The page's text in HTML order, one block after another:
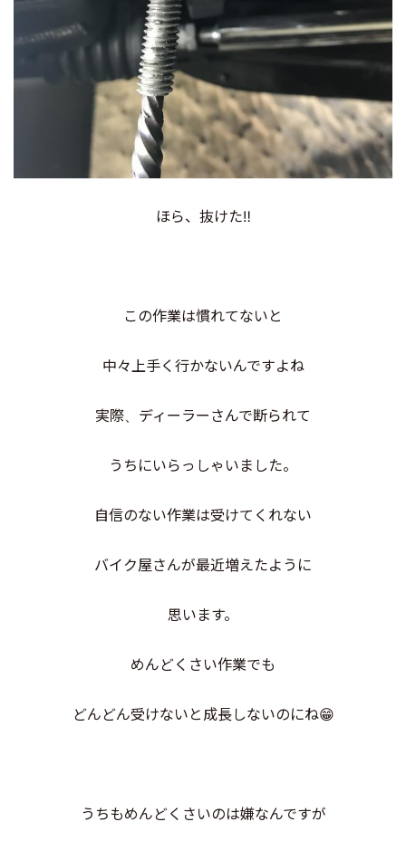
ほら、抜けた‼️
この作業は慣れてないと
中々上手く行かないんですよね
実際、ディーラーさんで断られて
うちにいらっしゃいました。
自信のない作業は受けてくれない
バイク屋さんが最近増えたように
思います。
めんどくさい作業でも
どんどん受けないと成長しないのにね😁
うちもめんどくさいのは嫌なんですが